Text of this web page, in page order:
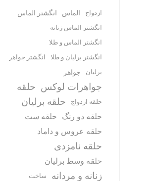
ازدواج الماس انگشتر الماس
انگشتر الماس زنانه
انگشتر الماس و طلا
انگشتر برلیان و طلا
انگشتر جواهر
برلیان
جواهر
جواهرات لوکس حلقه
حلقه ازدواج حلقه برلیان
حلقه دو رنگ
حلقه ست
حلقه عروس و داماد
حلقه نامزدی
حلقه وسط برلیان
زنانه و مردانه ساخت